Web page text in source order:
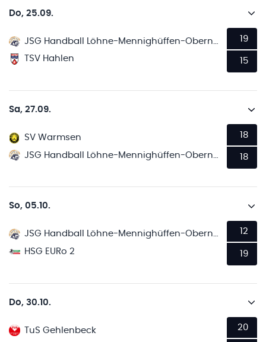
Do, 25.09.
TSV Hahlen
19
15
Sa, 27.09.
SV Warmsen
18
18
So, 05.10.
JSG Handball Löhne-Mennighüffen-Obernbeck
HSG EURo 2
12
19
Do, 30.10.
TuS Gehlenbeck
20